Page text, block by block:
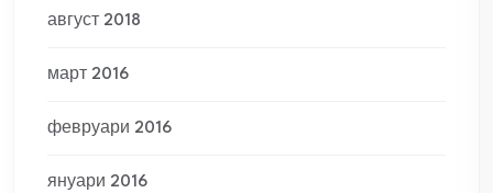
август 2018
март 2016
февруари 2016
януари 2016